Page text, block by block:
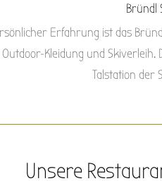
Bründl
Erfahrung ist das
Outdoor-Kleidung und
Talstation der
Unsere